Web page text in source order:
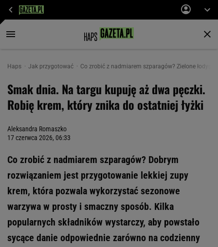
Haps Jak przygotować Co zrobić z nadmiarem szparagów? Zielone
Smak dnia. Na targu kupuję aż dwa pęczki.
Robię krem, który znika do ostatniej łyżki
Aleksandra Romaszko
17 czerwca 2026, 06:33
Co zrobić z nadmiarem szparagów? Dobrym
rozwiązaniem jest przygotowanie lekkiej zupy
krem, która pozwala wykorzystać sezonowe
warzywa w prosty i smaczny sposób. Kilka
popularnych składników wystarczy, aby powstało
sycące danie odpowiednie zarówno na codzienny